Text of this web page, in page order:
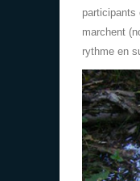
participants
marchent
rythme en